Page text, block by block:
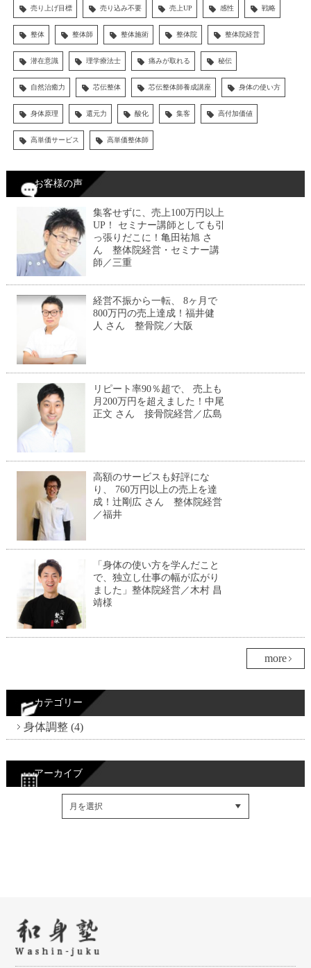
売り上げ目標 売り込み不要 売上UP 感性 戦略
整体 整体師 整体施術 整体院 整体院経営
潜在意識 理学療法士 痛みが取れる 秘伝
自然治癒力 芯伝整体 芯伝整体師養成講座 身体の使い方
身体原理 還元力 酸化 集客 高付加価値
高単価サービス 高単価整体師
お客様の声
集客せずに、売上100万円以上
UP！ セミナー講師としても引
っ張りだこに！亀田祐旭 さ
ん 整体院経営・セミナー講
師／三重
経営不振から一転、 8ヶ月で
800万円の売上達成！福井健
人 さん 整骨院／大阪
リピート率90％超で、 売上も
月200万円を超えました！中尾
正文 さん 接骨院経営／広島
高額のサービスも好評にな
り、 760万円以上の売上を達
成！辻剛広 さん 整体院経営
／福井
「身体の使い方を学んだこと
で、独立し仕事の幅が広がり
ました」整体院経営／木村 昌
靖様
more
カテゴリー
身体調整 (4)
アーカイブ